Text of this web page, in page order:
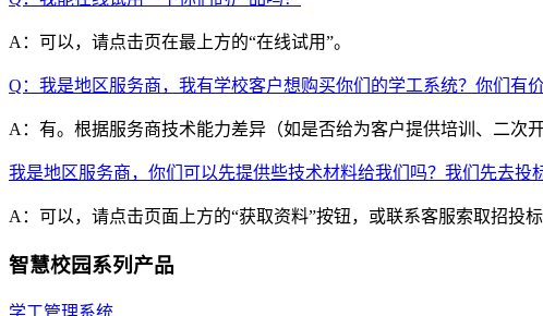
A：可以，请点击页在最上方的“在线试用”。
Q：我是地区服务商，我有学校客户想购买你们的学工系统？你们有
A：有。根据服务商技术能力差异（如是否给为客户提供培训、二次
我是地区服务商，你们可以先提供些技术材料给我们吗？我们先去投
A：可以，请点击页面上方的“获取资料”按钮，或联系客服索取招投标
智慧校园系列产品